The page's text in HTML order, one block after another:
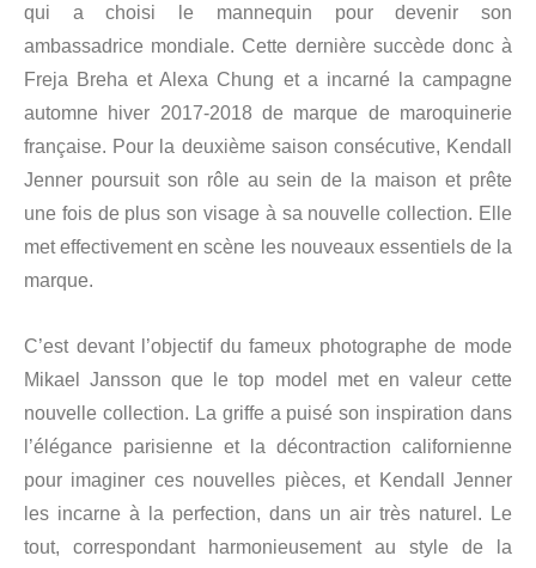
qui a choisi le mannequin pour devenir son
ambassadrice mondiale. Cette dernière succède donc à
Freja Breha et Alexa Chung et a incarné la campagne
automne hiver 2017-2018 de marque de maroquinerie
française. Pour la deuxième saison consécutive, Kendall
Jenner poursuit son rôle au sein de la maison et prête
une fois de plus son visage à sa nouvelle collection. Elle
met effectivement en scène les nouveaux essentiels de la
marque.
C’est devant l’objectif du fameux photographe de mode
Mikael Jansson que le top model met en valeur cette
nouvelle collection. La griffe a puisé son inspiration dans
l’élégance parisienne et la décontraction californienne
pour imaginer ces nouvelles pièces, et Kendall Jenner
les incarne à la perfection, dans un air très naturel. Le
tout, correspondant harmonieusement au style de la